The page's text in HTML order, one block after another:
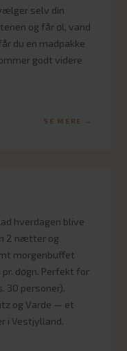
selv din
og får øl, vand
du en madpakke
godt videre
SE MERE →
hverdagen blive
2 nætter og
morgenbuffet
døgn. Perfekt for
30 personer).
og Varde — et
i Vestjylland.